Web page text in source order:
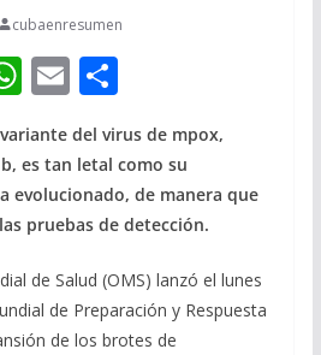
cubaenresumen
W
h
at
s
A
p
p
E
m
ai
l
C
m
p
ar
ti
r
del virus de mpox,
es tan letal como su
evolucionado, de manera que
pruebas de detección.
de Salud (OMS) lanzó el lunes
de Preparación y Respuesta
de los brotes de